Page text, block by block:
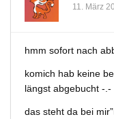
11. März
hmm sofort nach
komich hab keine
längst abgebucht -.-
das steht da bei